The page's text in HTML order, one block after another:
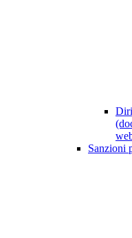
Sanzioni